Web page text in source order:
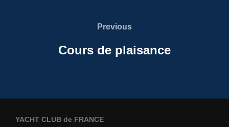
Previous
Previous
Cours de plaisance
YACHT CLUB de FRANCE